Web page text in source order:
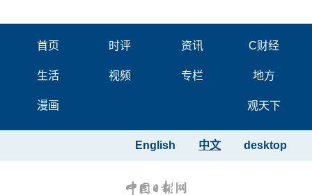
首页 时评 资讯 C财经
生活 视频 专栏 地方
漫画 观天下
desktop
中文
English